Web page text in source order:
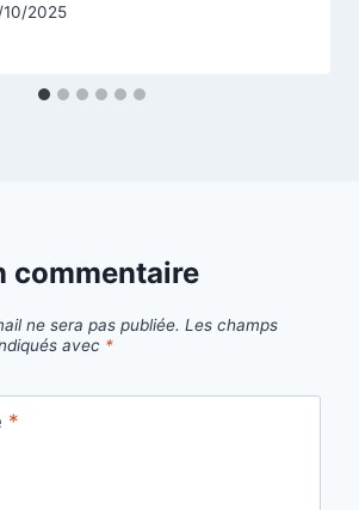
10/2025
commentaire
ne sera pas publiée. Les champs
avec *
*